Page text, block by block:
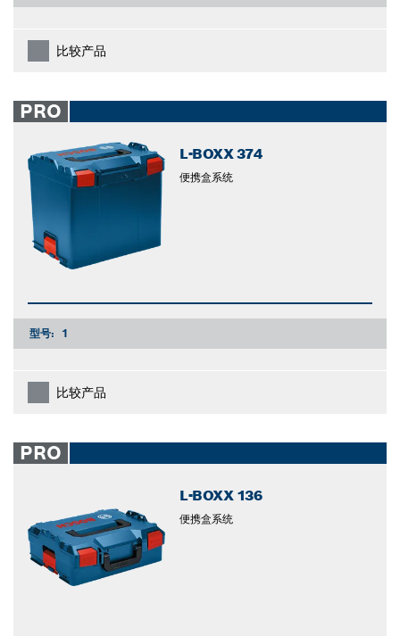
比较产品
PRO
L-BOXX 374
便携盒系统
型号: 1
比较产品
PRO
L-BOXX 136
便携盒系统